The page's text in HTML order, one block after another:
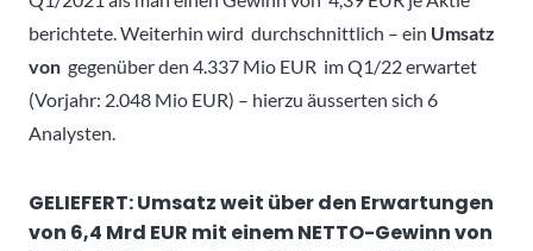
berichtete. Weiterhin wird durchschnittlich – ein Umsatz
von gegenüber den 4.337 Mio EUR im Q1/22 erwartet
(Vorjahr: 2.048 Mio EUR) – hierzu äusserten sich 6
Analysten.
GELIEFERT: Umsatz weit über den Erwartungen
von 6,4 Mrd EUR mit einem NETTO-Gewinn von